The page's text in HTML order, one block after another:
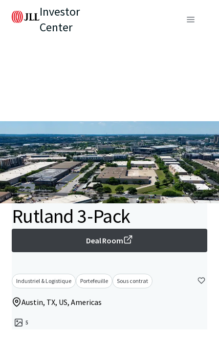
Investor
Center
Rutland 3-Pack
Deal Room
Industriel & Logistique Portefeuille Sous contrat
Austin, TX, US, Americas
5